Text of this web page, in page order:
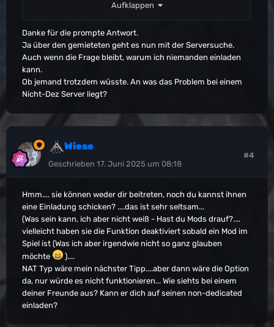
Aufklappen
Danke für die prompte Antwort.
Ja über den gemieteten geht es nun mit der Serversuche.
Auch wenn die Frage bleibt, warum ich niemanden einladen
kann.
Ob jemand trotzdem wüsste. An was das Problem bei einem
Nicht-Dez Server liegt?
Wiese
Geschrieben 17. Juni 2025 um 08:18
#4
Hmm.... sie können weder dir beitreten, noch du kannst ihnen
eine Einladung schicken? ....das ist sehr seltsam...
(Was sein kann, ich aber nicht weiß - Hast du Mods drauf?....
vielleicht haben sie die Funktion deaktiviert sobald ein Mod im
Spiel ist (Was ich aber irgendwie nicht so ganz glauben
möchte
)....
NAT Typ wäre mein nächster Tipp....aber dann wäre die Option
da, nur würde es nicht funktionieren... Wie siehts bei einem
deiner Freunde aus? Kann er dich auf seinen non-dedicated
einladen?